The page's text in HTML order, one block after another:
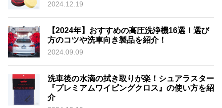
2024.12.19
【2024年】おすすめの高圧洗浄機16選！選び
方のコツや洗車向き製品を紹介！
2024.09.09
洗車後の水滴の拭き取りが楽！シュアラスター
『プレミアムワイピングクロス』の使い方を紹
介